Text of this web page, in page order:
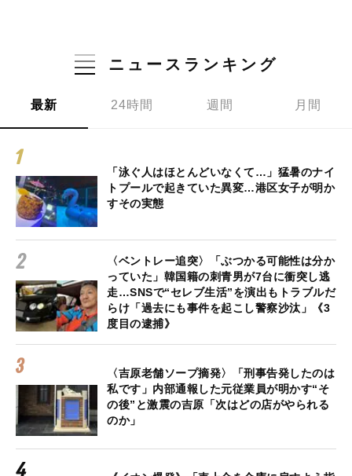
ニュースランキング
最新 24時間 週間 月間
「泳ぐ人はほとんどいなくて…」猛暑のナイ
トプールで起きていた異変…港区女子が明か
すその実態
〈ベントレー追突〉「ぶつかる可能性は分か
っていた」韓国籍の刺青男が7台に衝突し逃
走…SNSで“セレブ生活”を演出もトラブルだ
らけ「過去にも事件を起こし警察沙汰」《3
度目の逮捕》
〈吉原老舗ソープ摘発〉「刑事告発したのは
私です」内部通報した元従業員が明かす“そ
の後”と激震の吉原「次はどの店がやられる
のか」